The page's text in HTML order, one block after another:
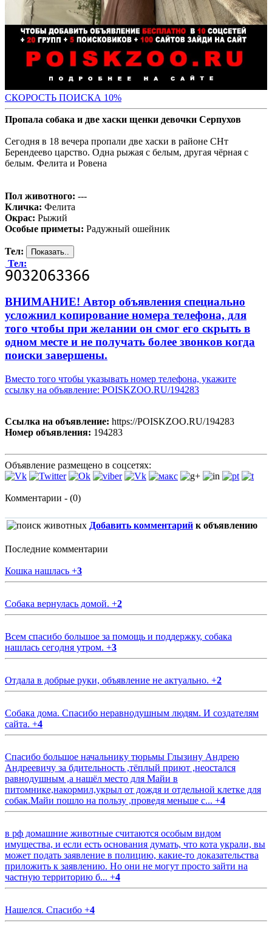
СКОРОСТЬ ПОИСКА 10%
Пропала собака и две хаски щенки девочки Серпухов
Сегодня в 18 вечера пропали две хаски в районе СНт
Берендеево царство. Одна рыжая с белым, другая чёрная с
белым. Фелита и Ровена
Пол животного: ---
Кличка: Фелита
Окрас: Рыжий
Особые приметы: Радужный ошейник
Тел:
Тел:
ВНИМАНИЕ! Автор объявления специально
усложнил копирование номера телефона, для
того чтобы при желании он смог его скрыть в
одном месте и не получать более звонков когда
поиски завершены.
Вместо того чтобы указывать номер телефона, укажите
ссылку на объявление: POISKZOO.RU/194283
Ссылка на объявление: https://POISKZOO.RU/194283
Номер объявления: 194283
Объявление размещено в соцсетях:
Комментарии - (0)
Добавить комментарий к объявлению
Последние комментарии
Кошка нашлась +3
Собака вернулась домой. +2
Всем спасибо большое за помощь и поддержку, собака
нашлась сегодня утром. +3
Отдала в добрые руки, объявление не актуально. +2
Собака дома. Спасибо неравнодушным людям. И создателям
сайта. +4
Спасибо большое начальнику тюрьмы Глызину Андрею
Андреевичу за бдительность ,тёплый приют ,неостался
равнодушным ,а нашёл место для Майи в
питомнике,накормил,укрыл от дождя и отдельной клетке для
собак.Майи пошло на пользу ,проведя меньше с... +4
в рф домашние животные считаются особым видом
имущества, и если есть основания думать, что кота украли, вы
может подать заявление в полицию, какие-то доказательства
приложить к заявлению. Но они не могут просто зайти на
частную территорию б... +4
Нашелся. Спасибо +4